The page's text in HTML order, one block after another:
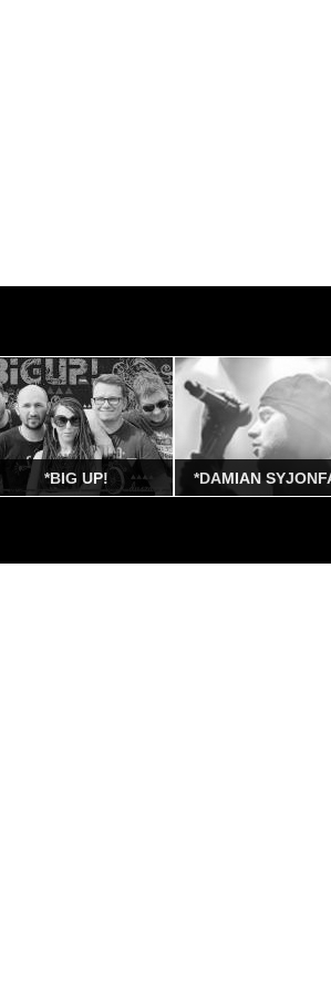
*BIG UP! *DAMIAN